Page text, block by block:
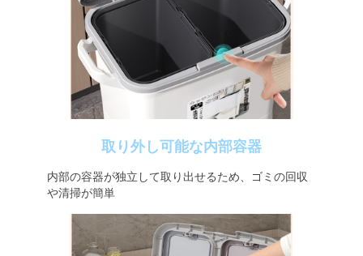
取り外し可能な内部容器
内部の容器が独立して取り出せるため、ゴミの回収
や清掃が簡単